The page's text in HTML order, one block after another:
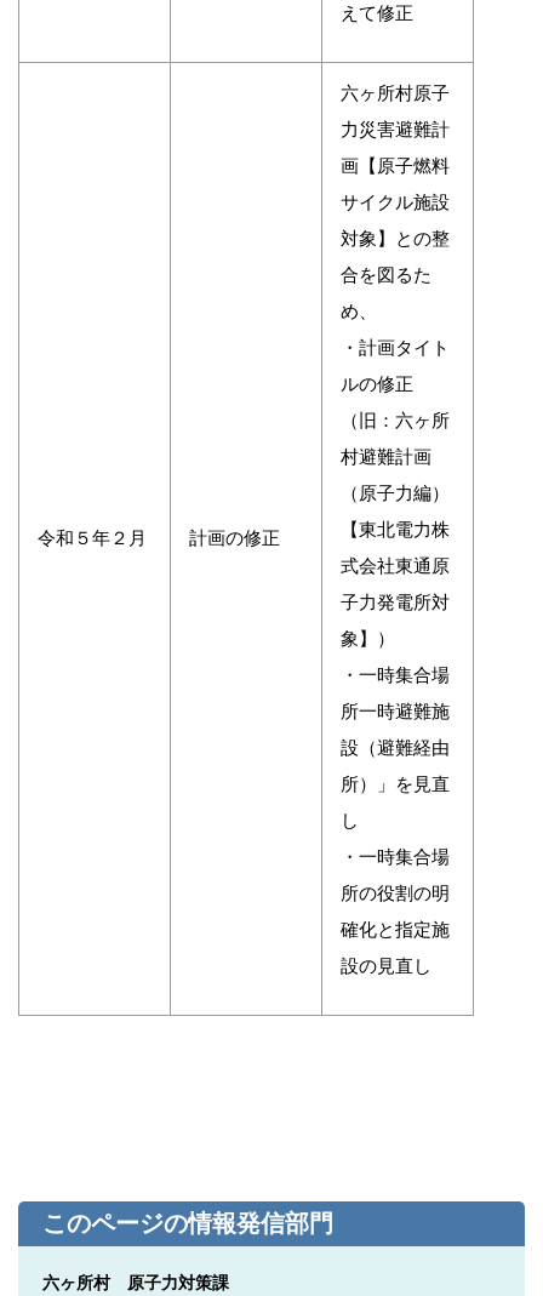
えて修正
令和５年２月 計画の修正
六ヶ所村原子
力災害避難計
画【原子燃料
サイクル施設
対象】との整
合を図るた
め、
・計画タイト
ルの修正
（旧：六ヶ所
村避難計画
（原子力編）
【東北電力株
式会社東通原
子力発電所対
象】）
・一時集合場
所一時避難施
設（避難経由
所）」を見直
し
・一時集合場
所の役割の明
確化と指定施
設の見直し
このページの情報発信部門
六ヶ所村 原子力対策課